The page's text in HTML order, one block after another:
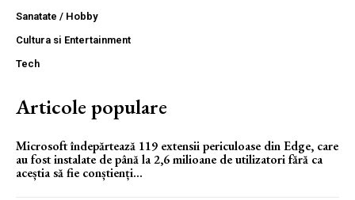
Sanatate / Hobby
Cultura si Entertainment
Tech
Articole populare
Microsoft îndepărtează 119 extensii periculoase din Edge, care
au fost instalate de până la 2,6 milioane de utilizatori fără ca
aceștia să fie conștienți...